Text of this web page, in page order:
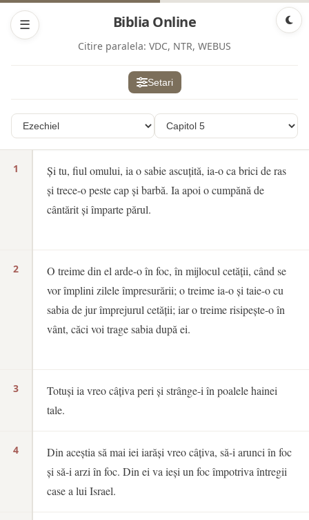
☰ Biblia Online
Citire paralela: VDC, NTR, WEBUS
Setari
1
2
3
4
Și tu, fiul omului, ia o sabie ascuțită, ia-o ca brici de ras
și trece-o peste cap și barbă. Ia apoi o cumpănă de
cântărit și împarte părul.
O treime din el arde-o în foc, în mijlocul cetății, când se
vor împlini zilele împresurării; o treime ia-o și taie-o cu
sabia de jur împrejurul cetății; iar o treime risipește-o în
vânt, căci voi trage sabia după ei.
Totuși ia vreo câțiva peri și strânge-i în poalele hainei
tale.
Din aceștia să mai iei iarăși vreo câțiva, să-i arunci în foc
și să-i arzi în foc. Din ei va ieși un foc împotriva întregii
case a lui Israel.